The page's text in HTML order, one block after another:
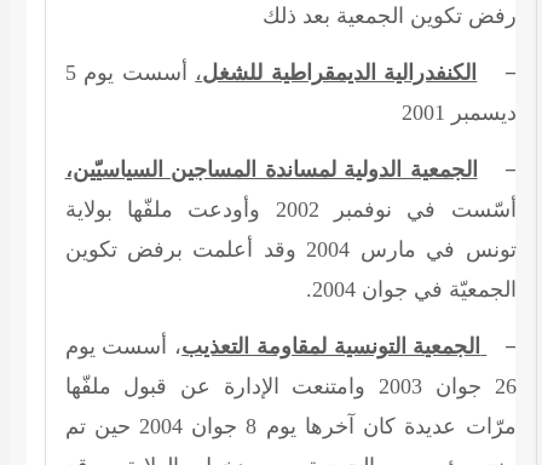
رفض تكوين الجمعية بعد ذلك
– الكنفدرالية الديمقراطية للشغل، أسست يوم5
ديسمبر
2001
–
الجمعية الدولية لمساندة المساجين السياسيّين،
أسّست في نوفمبر 2002 وأودعت ملفّها بولاية
تونس في مارس 2004 وقد أعلمت برفض تكوين
الجمعيّة في جوان2004
.
– الجمعية التونسية لمقاومة التعذيب، أسست يوم
26 جوان 2003 وامتنعت الإدارة عن قبول ملفّها
مرّات عديدة كان آخرها يوم 8جوان 2004 حين تم